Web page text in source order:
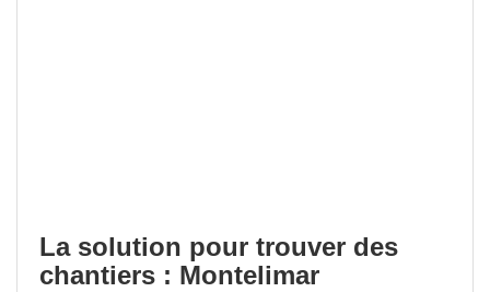
La solution pour trouver des
chantiers : Montelimar